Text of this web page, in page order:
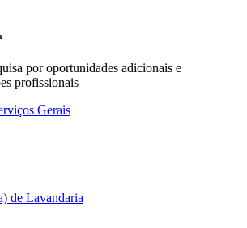
por oportunidades adicionais e
profissionais
Gerais
de Lavandaria